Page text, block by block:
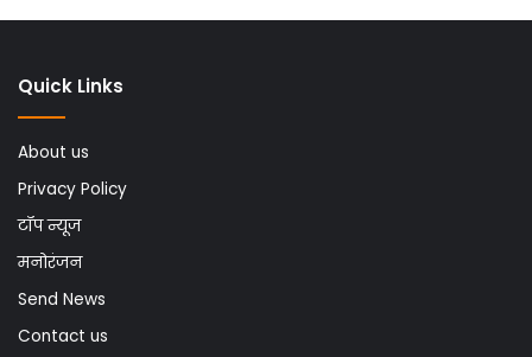
Quick Links
About us
Privacy Policy
टॉप न्यूज
मनोरंजन
Send News
Contact us